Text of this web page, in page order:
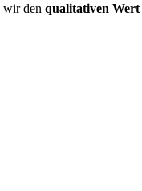
wir den qualitativen Wert